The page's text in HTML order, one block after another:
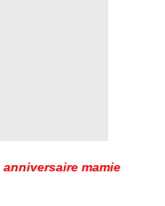
mamie